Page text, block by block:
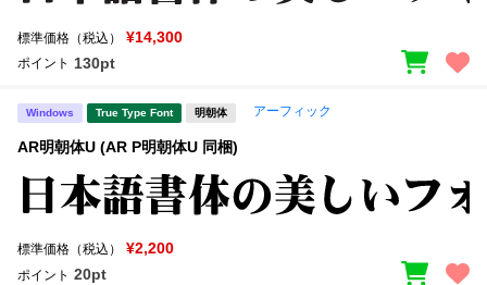
標準価格（税込） ¥14,300
ポイント 130pt
Windows True Type Font 明朝体 アーフィック
AR明朝体U (AR P明朝体U 同梱)
標準価格（税込） ¥2,200
ポイント 20pt